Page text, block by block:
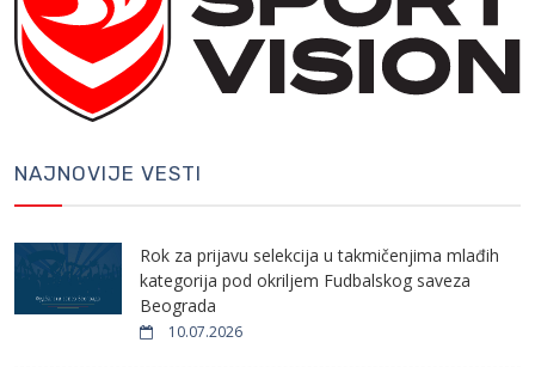
NAJNOVIJE VESTI
Rok za prijavu selekcija u takmičenjima mlađih
kategorija pod okriljem Fudbalskog saveza
Beograda
10.07.2026